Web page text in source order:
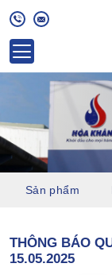
Sản phẩm
THÔNG BÁO
15.05.2025